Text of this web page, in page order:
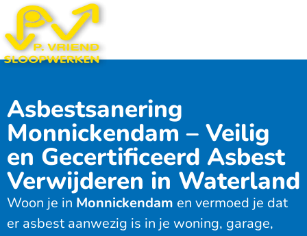
Asbestsanering
Monnickendam – Veilig
en Gecertificeerd Asbest
Verwijderen in Waterland
Woon je in Monnickendam en vermoed je dat
er asbest aanwezig is in je woning, garage,